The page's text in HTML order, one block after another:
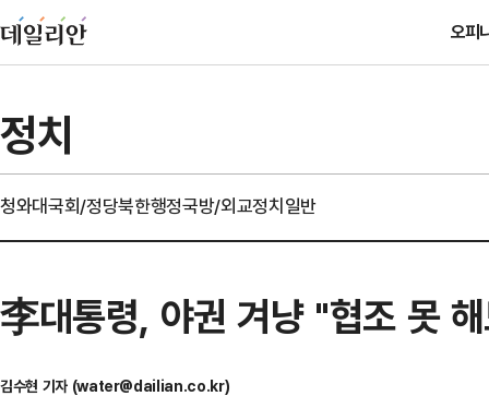
오피
정치
청와대국회/정당북한행정국방/외교정치일반
李대통령, 야권 겨냥 "협조 못
김수현 기자 (water@dailian.co.kr)